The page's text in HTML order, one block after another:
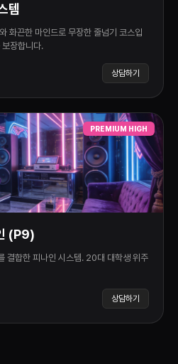
템
화끈한 마인드로 무장한 줄넘기 코스입
장합니다.
상담하기
PREMIUM HIGH
(P9)
결합한 피나인 시스템. 20대 대학생 위주
상담하기